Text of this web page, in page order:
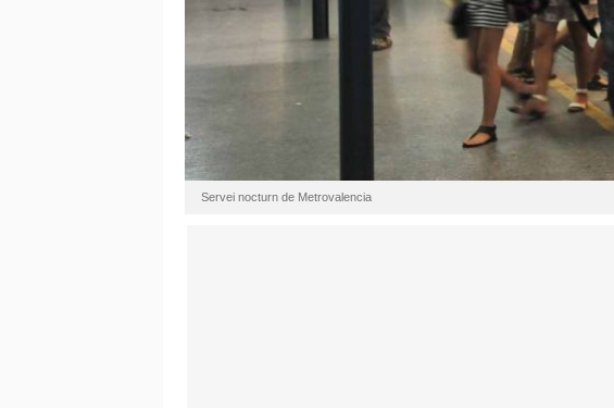
Servei nocturn de Metrovalencia